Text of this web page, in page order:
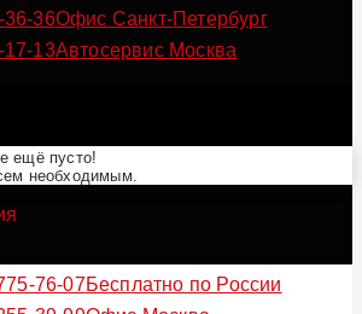
36-36Офис Санкт-Петербург
17-13Автосервис Москва
ещё пусто!
необходимым.
76-07Бесплатно по России